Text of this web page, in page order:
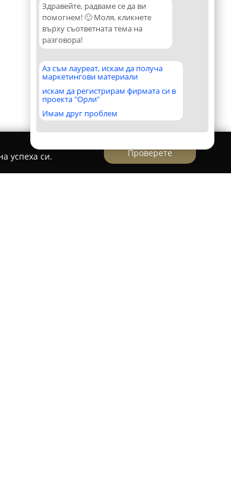
Здравейте, радваме се да ви
помогнем! 🙂 Моля, кликнете
върху съответната тема на
разговора!
Аз съм лауреат, искам да получа
маркетингови материали
искам да регистрирам фирмата си в
проекта "Орли"
Имам друг проблем
успеха си.
Проверете